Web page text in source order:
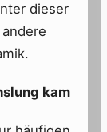
dieser
kam